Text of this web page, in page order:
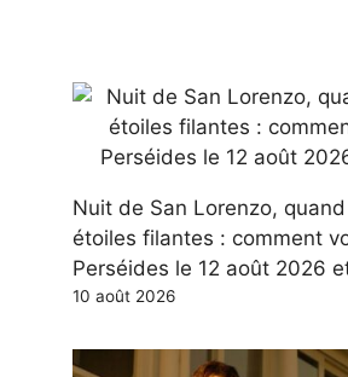
Nuit de San Lorenzo,
étoiles filantes : comment
Perséides le 12 août 2026
10 août 2026